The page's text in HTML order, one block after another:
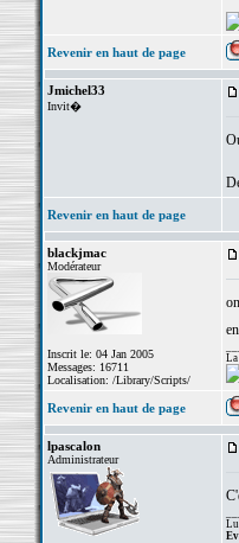
Revenir en haut de page
Jmichel33
Invit�
Revenir en haut de page
blackjmac
Modérateur
Inscrit le: 04 Jan 2005
Messages: 16711
Localisation: /Library/Scripts/
La
Revenir en haut de page
lpascalon
Administrateur